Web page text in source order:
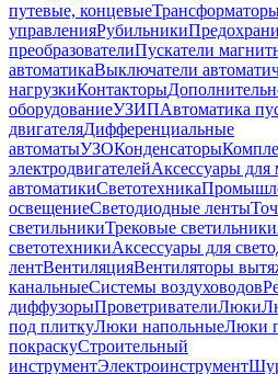
путевые, концевые
управленияРубильники
преобразователиПускатели
автоматикаВыключатели
нагрузкиКонтакторы
оборудованиеУЗИПАвтоматика
двигателяДифференциальные
автоматыУЗОКонденсаторы
электродвигателейАксессуары для
автоматикиСветотехника
освещениеСветодиодные ленты
светильникиТрековые светильники
светотехникиАксессуары для
лентВентиляцияВентиляторы
канальныеСистемы воздуховодов
диффузорыПроветривателиЛюки
под плиткуЛюки напольныеЛюки
покраскуСтроительный
инструментЭлектроинструмент